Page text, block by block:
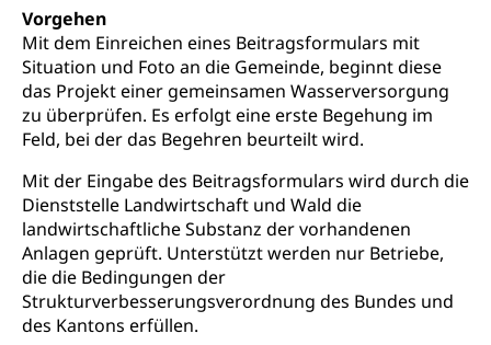
Vorgehen
Mit dem Einreichen eines Beitragsformulars mit
Situation und Foto an die Gemeinde, beginnt diese
das Projekt einer gemeinsamen Wasserversorgung
zu überprüfen. Es erfolgt eine erste Begehung im
Feld, bei der das Begehren beurteilt wird.
Mit der Eingabe des Beitragsformulars wird durch die
Dienststelle Landwirtschaft und Wald die
landwirtschaftliche Substanz der vorhandenen
Anlagen geprüft. Unterstützt werden nur Betriebe,
die die Bedingungen der
Strukturverbesserungsverordnung des Bundes und
des Kantons erfüllen.
Soziale Sicherheit
Gesundheitsversorgung
AHV / IV
Altersrente, Invalidenrente, Witwenrente,
Sozialversicherung, Vorsorgeeinrichtung,
Pensionskasse, erste Säule, zweite Säule, dritte
Säule, Hilflosenentschädigung,
Ergänzungsleistungen, Altersvorsorge,
Todesfallversicherung
Hilfslosenentschädigung (WAS Luzern)
AHV-Hinterlassenenrente (WAS Luzern)
AHV-Beiträge (WAS Luzern)
Informationsstelle AHV/IV
Behinderung
Körperbehinderung, körperliche Behinderung,
geistige Behinderung, psychische Behinderung,
Erwerbsunfähigkeit, Behinderte